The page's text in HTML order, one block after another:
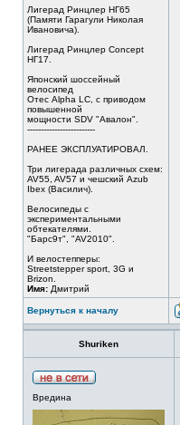
Лигерад Ринцлер НГ65
(Памяти Гарагули Николая
Ивановича).
Лигерад Ринцлер Concept
НГ17.
Японский шоссейный
велосипед
Отес Alpha LC, с приводом
повышенной
мощности SDV "Авалон".
-------------------------
РАНЕЕ ЭКСПЛУАТИРОВАЛ.
Три лигерада различных схем:
AV55, AV57 и чешский Azub
Ibex (Василич).
Велосипеды с
экспериментальными
обтекателями.
"Барс9т", "AV2010".
И велостепперы:
Streetstepper sport, 3G и
Brizon.
Имя: Дмитрий
Вернуться к началу
Shuriken
Вредина